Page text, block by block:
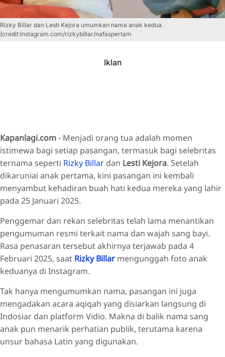
Rizky Billar dan Lesti Kejora umumkan nama anak kedua.
(credit:instagram.com/rizkybillar/nafaspertam
Iklan
Kapanlagi.com- Menjadi orang tua adalah momen
istimewa bagi setiap pasangan, termasuk bagi selebritas
ternama seperti Rizky Billar dan Lesti Kejora. Setelah
dikaruniai anak pertama, kini pasangan ini kembali
menyambut kehadiran buah hati kedua mereka yang lahir
pada 25 Januari 2025.
Penggemar dan rekan selebritas telah lama menantikan
pengumuman resmi terkait nama dan wajah sang bayi.
Rasa penasaran tersebut akhirnya terjawab pada 4
Februari 2025, saat Rizky Billar mengunggah foto anak
keduanya di Instagram.
Tak hanya mengumumkan nama, pasangan ini juga
mengadakan acara aqiqah yang disiarkan langsung di
Indosiar dan platform Vidio. Makna di balik nama sang
anak pun menarik perhatian publik, terutama karena
unsur bahasa Latin yang digunakan.